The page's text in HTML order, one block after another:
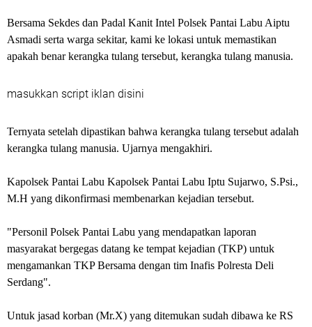
Bersama Sekdes dan Padal Kanit Intel Polsek Pantai Labu Aiptu
Asmadi serta warga sekitar, kami ke lokasi untuk memastikan
apakah benar kerangka tulang tersebut, kerangka tulang manusia.
masukkan script iklan disini
Ternyata setelah dipastikan bahwa kerangka tulang tersebut adalah
kerangka tulang manusia. Ujarnya mengakhiri.
Kapolsek Pantai Labu Kapolsek Pantai Labu Iptu Sujarwo, S.Psi.,
M.H yang dikonfirmasi membenarkan kejadian tersebut.
"Personil Polsek Pantai Labu yang mendapatkan laporan
masyarakat bergegas datang ke tempat kejadian (TKP) untuk
mengamankan TKP Bersama dengan tim Inafis Polresta Deli
Serdang".
Untuk jasad korban (Mr.X) yang ditemukan sudah dibawa ke RS